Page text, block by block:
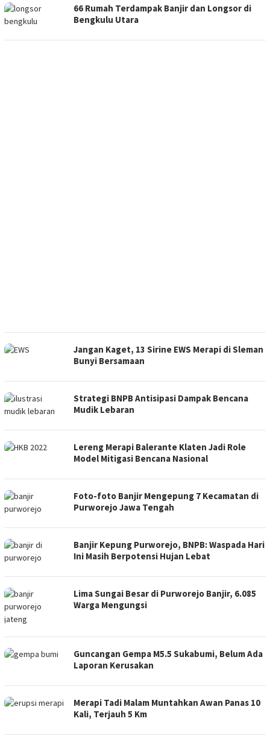
66 Rumah Terdampak Banjir dan Longsor di
Bengkulu Utara
Jangan Kaget, 13 Sirine EWS Merapi di Sleman
Bunyi Bersamaan
Strategi BNPB Antisipasi Dampak Bencana
Mudik Lebaran
Lereng Merapi Balerante Klaten Jadi Role
Model Mitigasi Bencana Nasional
Foto-foto Banjir Mengepung 7 Kecamatan di
Purworejo Jawa Tengah
Banjir Kepung Purworejo, BNPB: Waspada Hari
Ini Masih Berpotensi Hujan Lebat
Lima Sungai Besar di Purworejo Banjir, 6.085
Warga Mengungsi
Guncangan Gempa M5.5 Sukabumi, Belum Ada
Laporan Kerusakan
Merapi Tadi Malam Muntahkan Awan Panas 10
Kali, Terjauh 5 Km